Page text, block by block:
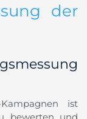
der
ist
bewerten und